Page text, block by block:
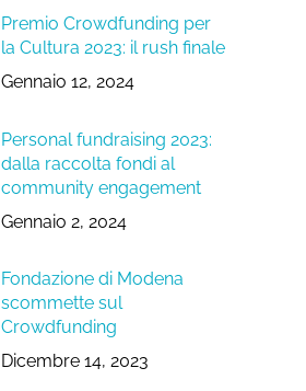
Premio Crowdfunding per
la Cultura 2023: il rush finale
Gennaio 12, 2024
Personal fundraising 2023:
dalla raccolta fondi al
community engagement
Gennaio 2, 2024
Fondazione di Modena
scommette sul
Crowdfunding
Dicembre 14, 2023